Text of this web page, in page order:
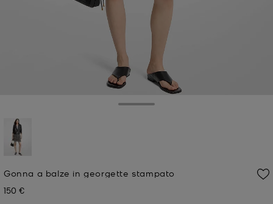
Gonna a balze in georgette stampato
Prezzo attuale
150 €